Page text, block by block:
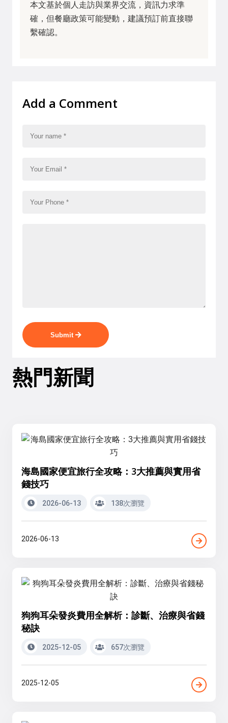
本文基於個人走訪與業界交流，資訊力求準
確，但餐廳政策可能變動，建議預訂前直接聯
繫確認。
Add a Comment
Submit
熱門新聞
海島國家便宜旅行全攻略：3大推薦與實用省
錢技巧
2026-06-13 138次瀏覽
2026-06-13
狗狗耳朵發炎費用全解析：診斷、治療與省錢
秘訣
2025-12-05 657次瀏覽
2025-12-05